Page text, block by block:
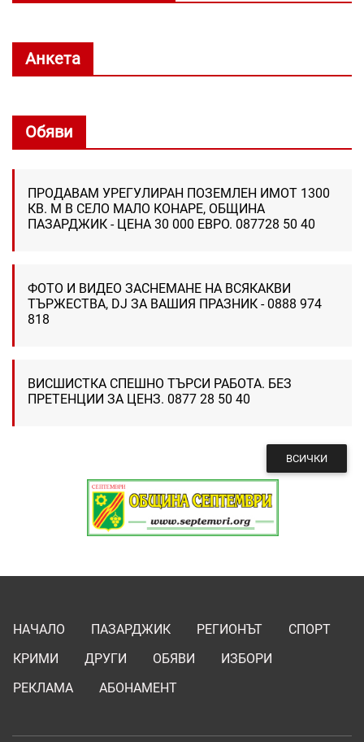
Анкета
Обяви
ПРОДАВАМ УРЕГУЛИРАН ПОЗЕМЛЕН ИМОТ 1300
КВ. М В СЕЛО МАЛО КОНАРЕ, ОБЩИНА
ПАЗАРДЖИК - ЦЕНА 30 000 ЕВРО. 087728 50 40
ФОТО И ВИДЕО ЗАСНЕМАНЕ НА ВСЯКАКВИ
ТЪРЖЕСТВА, DJ ЗА ВАШИЯ ПРАЗНИК - 0888 974
818
ВИСШИСТКА СПЕШНО ТЪРСИ РАБОТА. БЕЗ
ПРЕТЕНЦИИ ЗА ЦЕНЗ. 0877 28 50 40
ВСИЧКИ
НАЧАЛО ПАЗАРДЖИК РЕГИОНЪТ
СПОРТ
КРИМИ
ДРУГИ ОБЯВИ
ИЗБОРИ
РЕКЛАМА
АБОНАМЕНТ